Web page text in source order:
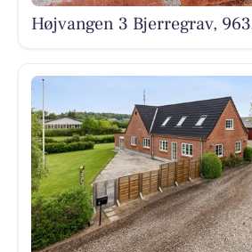
Højvangen 3 Bjerregrav,